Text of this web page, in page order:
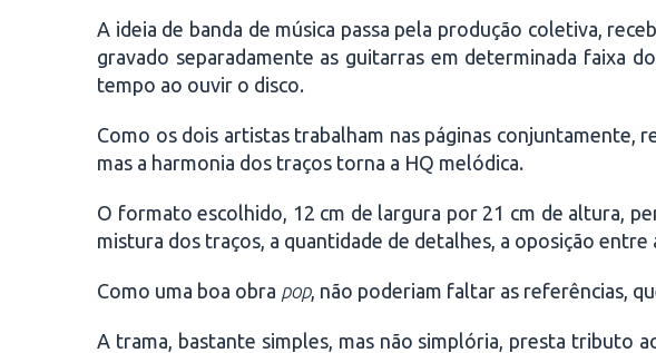
A ideia de banda de música passa pela produção coletiva,
gravado separadamente as guitarras em determinada faixa
tempo ao ouvir o disco.
Como os dois artistas trabalham nas páginas conjuntamente,
mas a harmonia dos traços torna a HQ melódica.
O formato escolhido, 12 cm de largura por 21 cm de altura,
mistura dos traços, a quantidade de detalhes, a oposição entre
Como uma boa obra pop, não poderiam faltar as referências,
A trama, bastante simples, mas não simplória, presta tributo